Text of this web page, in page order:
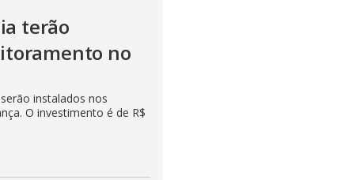
terão
no
instalados nos
O investimento é de R$